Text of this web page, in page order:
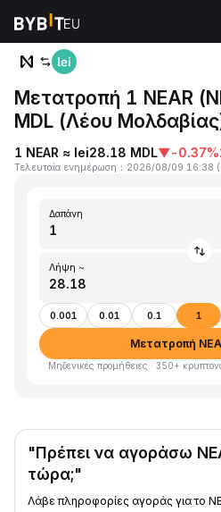
Αρχική NEAR to MDL
Μετατροπή 1 NEAR
MDL (Λέου
1 NEAR ≈ lei28.18 MDL▼-0.37%
Τελευταία ενημέρωση ： 2026/08/09 16:38 (
Δαπάνη
Λήψη ~
0.001 0.01 0.1 1
Μετατροπή
Μηδενικές προμήθειες · 350+
"Πρέπει να αγοράσω
τώρα;"
Λάβε πληροφορίες αγοράς για το